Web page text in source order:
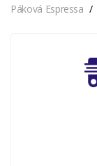
Páková Espressa